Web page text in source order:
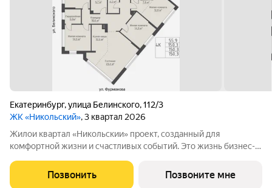
Екатеринбург,улица Белинского,112/3
ЖК «Никольский», 3 квартал 2026
Жилои квартал «Никольскии» проект, созданный для
комфортной жизни и счастливых событий. Это жизнь бизнес-
«Никольский» расположен в центре города на пересечении
улиц Фурманова Белинского Большакова и
Позвонить Позвоните мне